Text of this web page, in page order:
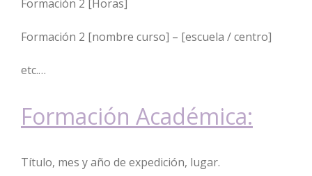
Formación 2 [Horas]
Formación 2 [nombre curso] – [escuela / centro]
etc.…
Formación Académica:
Título, mes y año de expedición, lugar.